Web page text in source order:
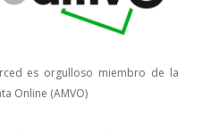
es orgulloso miembro de la
Online (AMVO)